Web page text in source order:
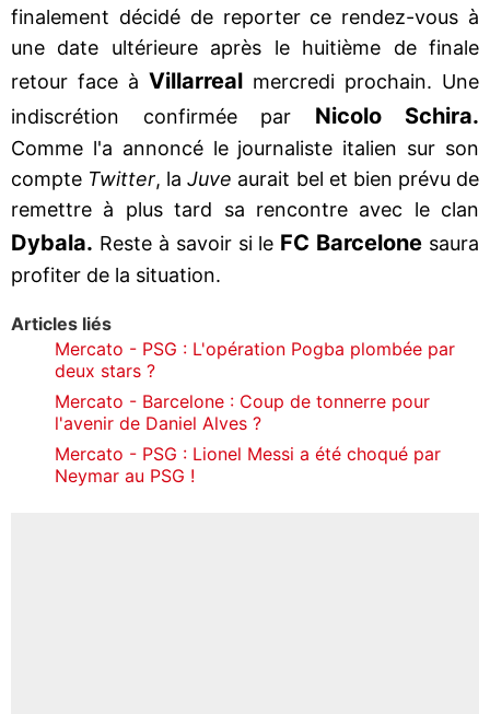
finalement décidé de reporter ce rendez-vous à
une date ultérieure après le huitième de finale
retour face à Villarreal mercredi prochain. Une
indiscrétion confirmée par Nicolo Schira.
Comme l'a annoncé le journaliste italien sur son
compte Twitter, laJuve aurait bel et bien prévu de
remettre à plus tard sa rencontre avec le clan
Dybala. Reste à savoir si le FC Barcelone saura
profiter de la situation.
Articles liés
Mercato - PSG : L'opération Pogba plombée par
deux stars ?
Mercato - Barcelone : Coup de tonnerre pour
l'avenir de Daniel Alves ?
Mercato - PSG : Lionel Messi a été choqué par
Neymar au PSG !